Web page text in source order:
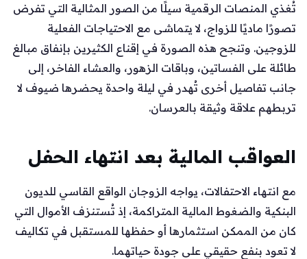
تُغذي المنصات الرقمية سيلًا من الصور المثالية التي تفرض
تصورًا ماديًا للزواج، لا يتماشى مع الاحتياجات الفعلية
للزوجين. وتنجح هذه الصورة في إقناع الكثيرين بإنفاق مبالغ
طائلة على الفساتين، وباقات الزهور، والعشاء الفاخر، إلى
جانب تفاصيل أخرى تُهدر في ليلة واحدة يحضرها ضيوف لا
تربطهم علاقة وثيقة بالعرسان.
العواقب المالية بعد انتهاء الحفل
مع انتهاء الاحتفالات، يواجه الزوجان الواقع القاسي للديون
البنكية والضغوط المالية المتراكمة، إذ تُستنزف الأموال التي
كان من الممكن استثمارها أو حفظها للمستقبل في تكاليف
لا تعود بنفع حقيقي على جودة حياتهما.